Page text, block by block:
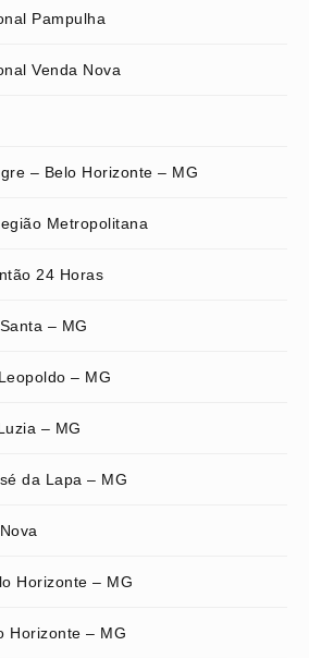
Pampulha
Venda Nova
– Belo Horizonte – MG
Metropolitana
24 Horas
– MG
– MG
– MG
da Lapa – MG
Horizonte – MG
Horizonte – MG